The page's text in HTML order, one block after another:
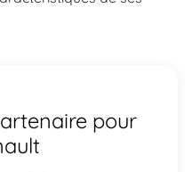
pour